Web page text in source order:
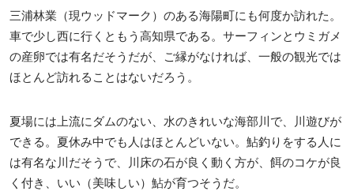
三浦林業（現ウッドマーク）のある海陽町にも何度か訪れた。
車で少し西に行くともう高知県である。サーフィンとウミガメ
の産卵では有名だそうだが、ご縁がなければ、一般の観光では
ほとんど訪れることはないだろう。
夏場には上流にダムのない、水のきれいな海部川で、川遊びが
できる。夏休み中でも人はほとんどいない。鮎釣りをする人に
は有名な川だそうで、川床の石が良く動く方が、餌のコケが良
く付き、いい（美味しい）鮎が育つそうだ。